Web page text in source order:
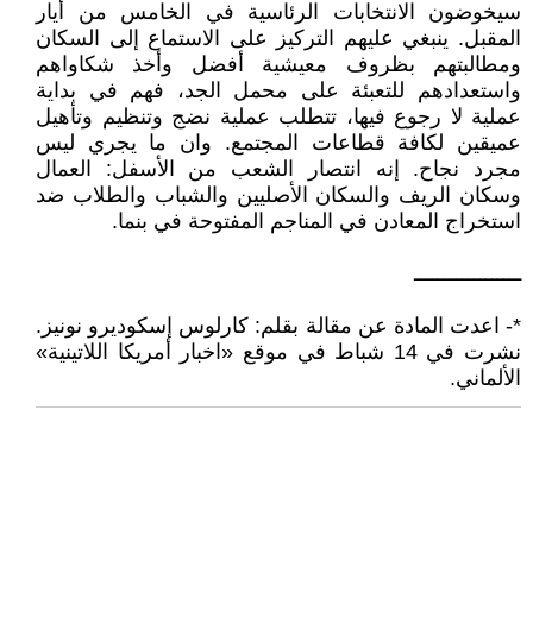
سيخوضون الانتخابات الرئاسية في الخامس من أيار
المقبل. ينبغي عليهم التركيز على الاستماع إلى السكان
ومطالبتهم بظروف معيشية أفضل وأخذ شكاواهم
واستعدادهم للتعبئة على محمل الجد، فهم في بداية
عملية لا رجوع فيها، تتطلب عملية نضج وتنظيم وتأهيل
عميقين لكافة قطاعات المجتمع. وان ما يجري ليس
مجرد نجاح. إنه انتصار الشعب من الأسفل: العمال
وسكان الريف والسكان الأصليين والشباب والطلاب ضد
استخراج المعادن في المناجم المفتوحة في بنما.
ــــــــــــــــــ
*- اعدت المادة عن مقالة بقلم: كارلوس إسكوديرو نونيز.
نشرت في 14 شباط في موقع «اخبار أمريكا اللاتينية»
الألماني.